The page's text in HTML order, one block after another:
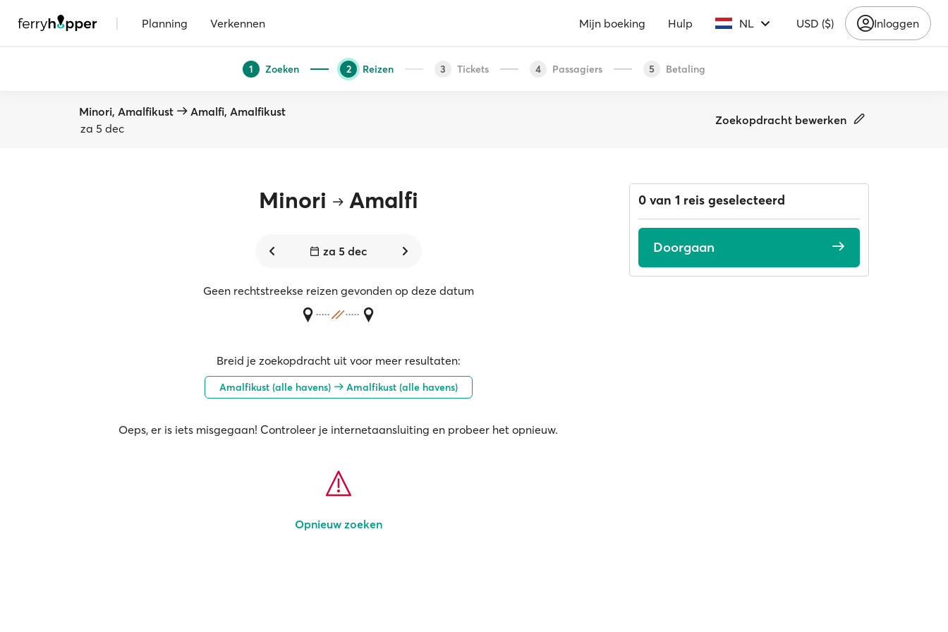
| Planning Verkennen Mijn boeking Hulp NL USD ($) Inloggen
1 Zoeken 2 Reizen 3 Tickets 4 Passagiers 5 Betaling
Minori, Amalfikust
Amalfi, Amalfikust
za 5 dec
Zoekopdracht bewerken
Minori Amalfi
za 5 dec
Geen rechtstreekse reizen gevonden op deze datum
Breid je zoekopdracht uit voor meer resultaten:
Amalfikust (alle havens) Amalfikust (alle havens)
Oeps, er is iets misgegaan! Controleer je internetaansluiting en probeer het opnieuw.
Opnieuw zoeken
0 van 1 reis geselecteerd
Doorgaan